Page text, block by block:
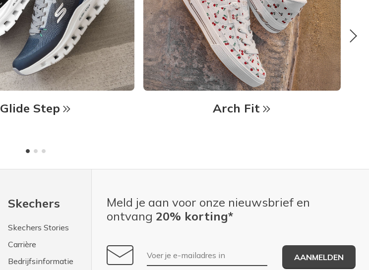
Glide Step Arch Fit
Skechers
Skechers Stories
Carrière
Bedrijfsinformatie
Meld je aan voor onze nieuwsbrief en
ontvang 20% korting*
E-mailadres
AANMELDEN